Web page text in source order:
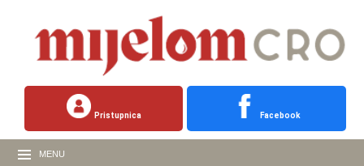
Pristupnica Facebook
MENU